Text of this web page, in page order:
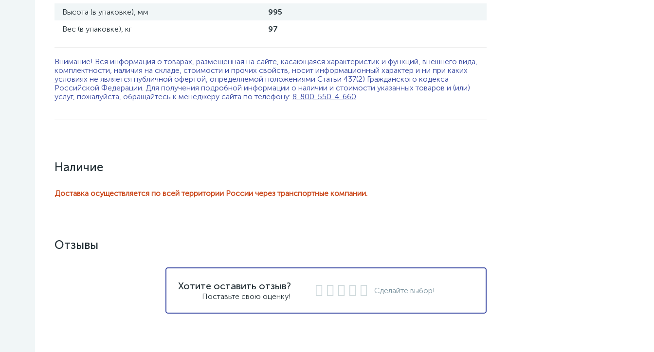
Высота (в упаковке), мм
995
Вес (в упаковке), кг
97
Внимание! Вся информация о товарах, размещенная на сайте, касающаяся характеристик и функций, внешнего вида,
комплектности, наличия на складе, стоимости и прочих свойств, носит информационный характер и ни при каких
условиях не является публичной офертой, определяемой положениями Статьи 437(2) Гражданского кодекса
Российской Федерации. Для получения подробной информации о наличии и стоимости указанных товаров и (или)
услуг, пожалуйста, обращайтесь к менеджеру сайта по телефону: 8-800-550-4-660
Наличие
Доставка осуществляется по всей территории России через транспортные компании.
Отзывы
Хотите оставить отзыв?
Поставьте свою оценку!
Сделайте выбор!